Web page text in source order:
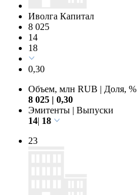
Иволга Капитал
8 025
14
18
0,30
Объем, млн RUB | Доля, %
8 025 | 0,30
Эмитенты | Выпуски
14| 18
23